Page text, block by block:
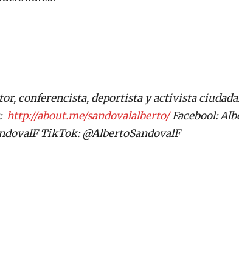
conferencista, deportista y activista
http://about.me/sandovalalberto/Facebool:
TikTok: @AlbertoSandovalF